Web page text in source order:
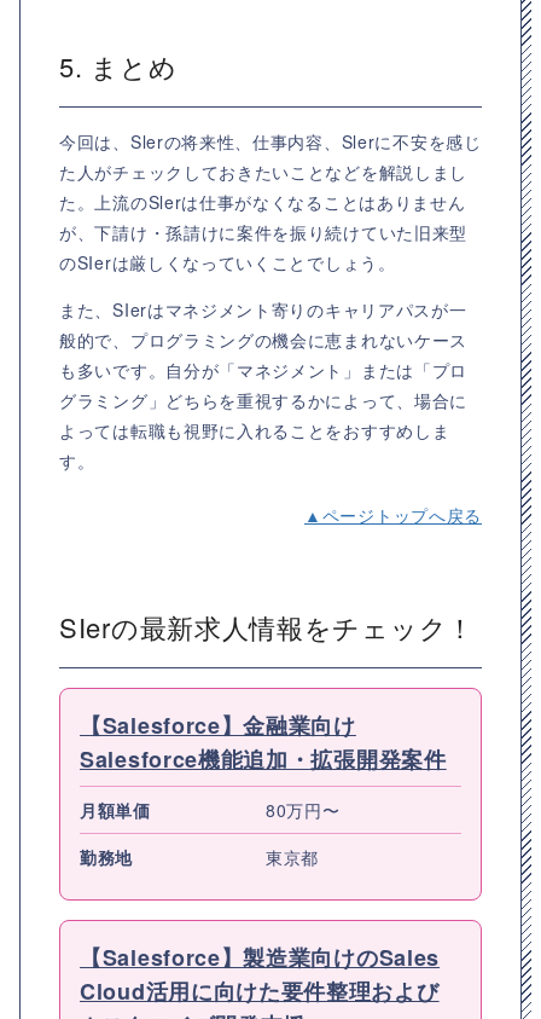
5. まとめ
今回は、Slerの将来性、仕事内容、Slerに不安を感じ
た人がチェックしておきたいことなどを解説しまし
た。上流のSlerは仕事がなくなることはありません
が、下請け・孫請けに案件を振り続けていた旧来型
のSIerは厳しくなっていくことでしょう。
また、SIerはマネジメント寄りのキャリアパスが一
般的で、プログラミングの機会に恵まれないケース
も多いです。自分が「マネジメント」または「プロ
グラミング」どちらを重視するかによって、場合に
よっては転職も視野に入れることをおすすめしま
す。
▲ページトップへ戻る
SIerの最新求人情報をチェック！
【Salesforce】金融業向け
Salesforce機能追加・拡張開発案件
月額単価
80万円〜
勤務地
東京都
【Salesforce】製造業向けのSales
Cloud活用に向けた要件整理および